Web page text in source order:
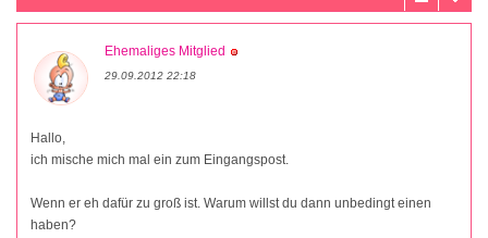
Ehemaliges Mitglied
29.09.2012 22:18
Hallo,
ich mische mich mal ein zum Eingangspost.
Wenn er eh dafür zu groß ist. Warum willst du dann unbedingt einen
haben?